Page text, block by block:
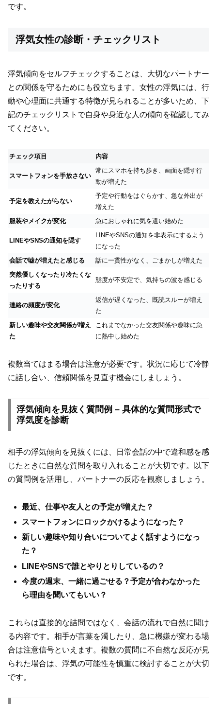
です。
浮気女性の診断・チェックリスト
浮気傾向をセルフチェックすることは、大切なパートナー
との関係を守るためにも役立ちます。女性の浮気には、行
動や心理面に共通する特徴が見られることが多いため、下
記のチェックリストで自身や身近な人の傾向を確認してみ
てください。
チェック項目 内容
スマートフォンを手放さない
常にスマホを持ち歩き、画面を隠す行
動が増えた
予定を教えたがらない
予定や行動をはぐらかす、急な外出が
増えた
服装やメイクが変化
急におしゃれに気を遣い始めた
LINEやSNSの通知を隠す
LINEやSNSの通知を非表示にするよう
になった
会話で嘘が増えたと感じる
話に一貫性がなく、ごまかしが増えた
突然優しくなったり冷たくな
ったりする
態度が不安定で、気持ちの波を感じる
連絡の頻度が変化
返信が遅くなった、既読スルーが増え
た
新しい趣味や交友関係が増え
た
これまでなかった交友関係や趣味に急
に熱中し始めた
複数当てはまる場合は注意が必要です。状況に応じて冷静
に話し合い、信頼関係を見直す機会にしましょう。
浮気傾向を見抜く質問例 – 具体的な質問形式で
浮気度を診断
相手の浮気傾向を見抜くには、日常会話の中で違和感を感
じたときに自然な質問を取り入れることが大切です。以下
の質問例を活用し、パートナーの反応を観察しましょう。
最近、仕事や友人との予定が増えた？
スマートフォンにロックかけるようになった？
新しい趣味や知り合いについてよく話すようになっ
た？
LINEやSNSで誰とやりとりしているの？
今度の週末、一緒に過ごせる？予定が合わなかった
ら理由を聞いてもいい？
これらは直接的な詰問ではなく、会話の流れで自然に聞け
る内容です。相手が言葉を濁したり、急に機嫌が変わる場
合は注意信号といえます。複数の質問に不自然な反応が見
られた場合は、浮気の可能性を慎重に検討することが大切
です。